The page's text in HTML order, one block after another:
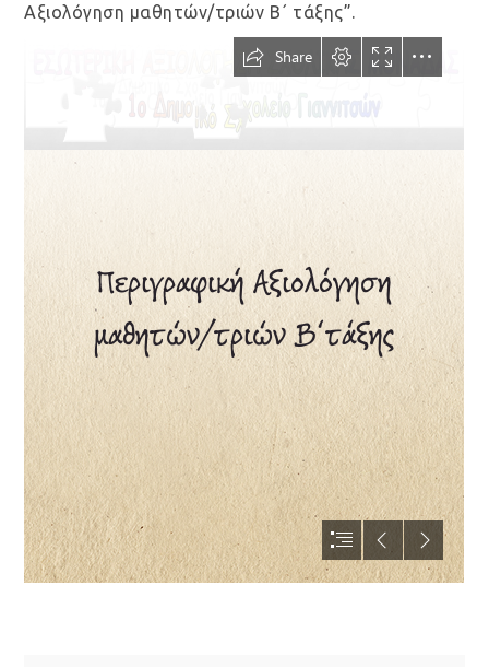
Αξιολόγηση μαθητών/τριών Β΄ τάξης”.